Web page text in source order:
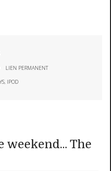
LIEN PERMANENT
, IPOD
weekend... The